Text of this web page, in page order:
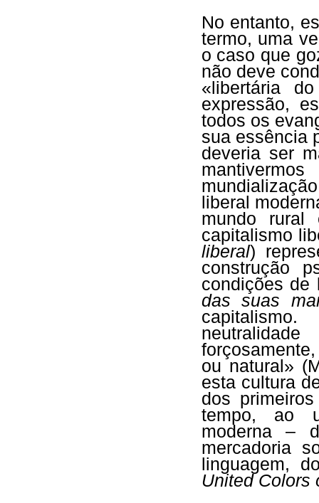
No entanto,
termo, uma
o caso que
não deve
«libertária
expressão,
todos os
sua essência
deveria ser
liberal
mundo
capitalismo
liberal)
construção
condições
das suas
ou natural»
esta cultura
dos
tempo, ao
moderna –
mercadoria
linguagem,
United Colors